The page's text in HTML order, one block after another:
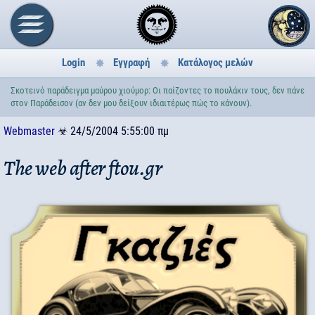
Login Εγγραφή Κατάλογος μελών
Σκοτεινό παράδειγμα μαύρου χιούμορ: Οι παίζοντες το πουλάκιν τους, δεν πάνε
στον Παράδεισον (αν δεν μου δείξουν ιδιαιτέρως πώς το κάνουν).
Webmaster ☣ 24/5/2004 5:55:00 πμ
The web after ftou.gr